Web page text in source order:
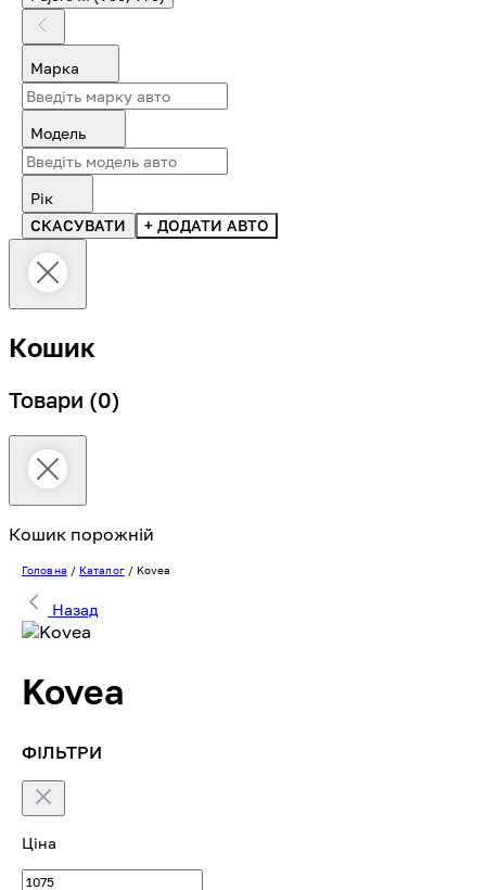
Марка
Модель
Рік
СКАСУВАТИ
+ ДОДАТИ АВТО
Кошик
Товари (0)
Кошик порожній
Головна / Каталог/ Kovea
Назад
Kovea
ФІЛЬТРИ
Ціна